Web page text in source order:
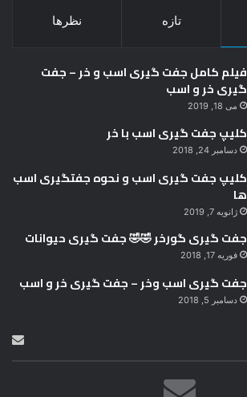
تازه نظرها
فیلم کامل جفت گیری اسب و خر – جفت
گیری خر و اسب
می 18, 2019
کلیپ جفت گیری اسب با خر
دسامبر 24, 2018
کلیپ جفت گیری اسب و نحوه جفتگیری اسب
ها
ژانویه 7, 2019
جفت گیری گورخر 🤣🤣 جفت گیری حیوانات
فوریه 17, 2018
جفت گیری اسب وخر – جفت گیری خر و اسب
دسامبر 5, 2018